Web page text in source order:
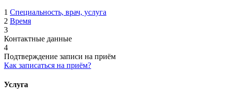
1 Специальность, врач, услуга
2 Время
3
Контактные данные
4
Подтверждение записи на приём
Как записаться на приём?
Услуга